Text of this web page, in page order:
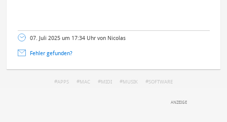
07. Juli 2025 um 17:34 Uhr von Nicolas
Fehler gefunden?
APPS MAC MIDI MUSIK SOFTWARE